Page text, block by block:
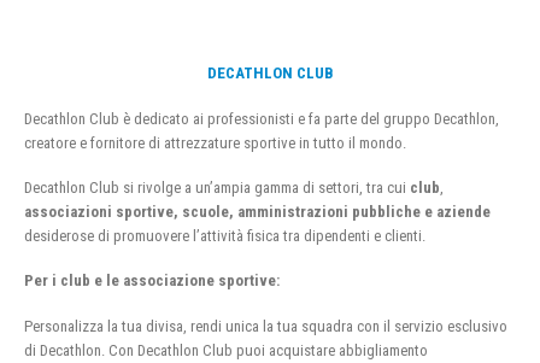
DECATHLON CLUB
Decathlon Club è dedicato ai professionisti e fa parte del gruppo Decathlon,
creatore e fornitore di attrezzature sportive in tutto il mondo.
Decathlon Club si rivolge a un’ampia gamma di settori, tra cui club
associazioni sportive, scuole, amministrazioni pubbliche e aziende
desiderose di promuovere l’attività fisica tra dipendenti e clienti.
Per i club e le associazione sportive:
Personalizza la tua divisa, rendi unica la tua squadra con il servizio esclusivo
di Decathlon. Con Decathlon Club puoi acquistare abbigliamento